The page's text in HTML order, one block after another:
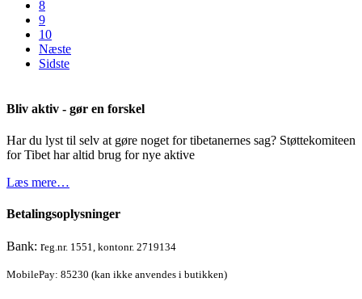
8
9
10
Næste
Sidste
Bliv aktiv - gør en forskel
Har du lyst til selv at gøre noget for tibetanernes sag? Støttekomiteen
for Tibet har altid brug for nye aktive
Læs mere…
Betalingsoplysninger
Bank: reg.nr. 1551, kontonr. 2719134
MobilePay: 85230 (kan ikke anvendes i butikken)